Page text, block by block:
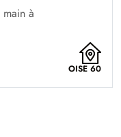
à
OISE 60